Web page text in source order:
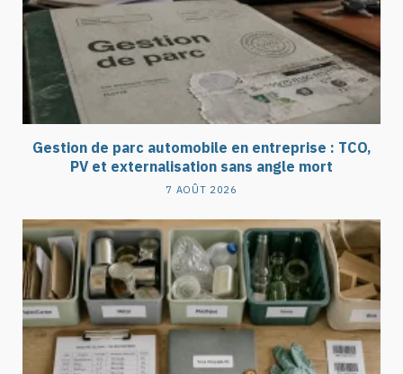
Gestion de parc automobile en entreprise : TCO,
PV et externalisation sans angle mort
7 AOÛT 2026